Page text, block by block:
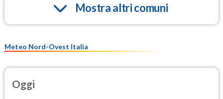
Mostra altri comuni
Meteo Nord-Ovest Italia
Oggi